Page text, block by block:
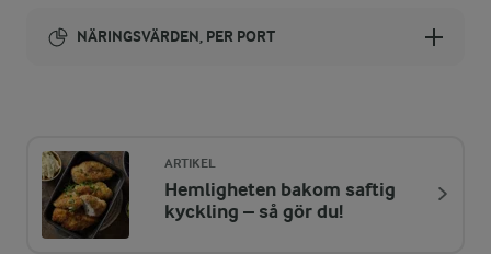
NÄRINGSVÄRDEN, PER PORT
ENERGIDISTRIBUTION %
NÄRINGSVÄRDEN PER PORT
ARTIKEL
Hemligheten bakom saftig
kyckling – så gör du!